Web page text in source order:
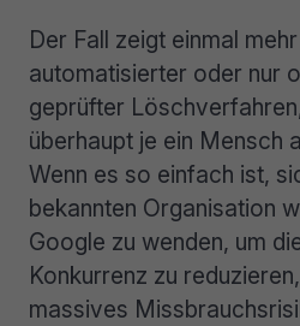
Der Fall zeigt einmal
automatisierter oder nur
geprüfter
überhaupt je ein Mensch
Wenn es so einfach ist,
bekannten Organisation
Google zu wenden, um
Konkurrenz zu
massives